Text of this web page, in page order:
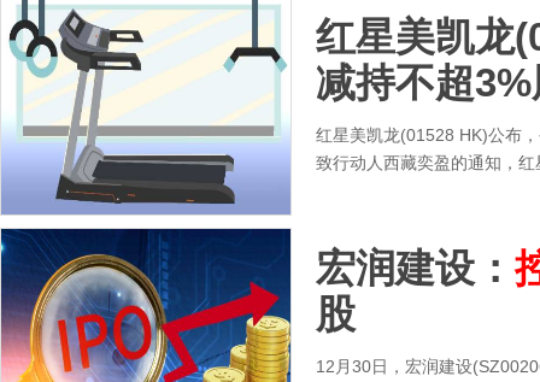
红星美凯龙
减持不超
红星美凯龙(01528 HK)公布
致行动人西藏奕盈的通知，
宏润建设：
股
12月30日，宏润建设